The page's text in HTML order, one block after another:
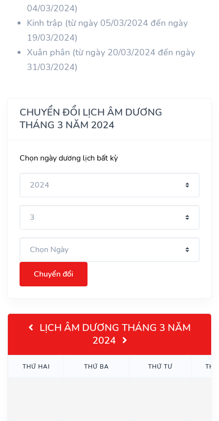
04/03/2024)
Kinh trập (từ ngày 05/03/2024 đến ngày
19/03/2024)
Xuân phân (từ ngày 20/03/2024 đến ngày
31/03/2024)
CHUYỂN ĐỔI LỊCH ÂM DƯƠNG
THÁNG 3 NĂM 2024
Chọn ngày dương lịch bất kỳ
Chuyển đổi
LỊCH ÂM DƯƠNG THÁNG 3 NĂM
2024
THỨ HAI THỨ BA THỨ TƯ